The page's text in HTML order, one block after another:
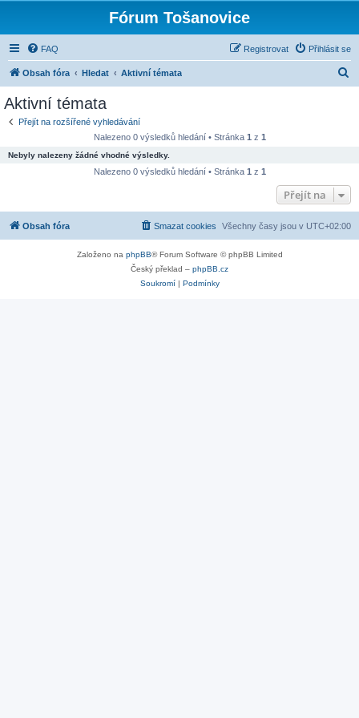
Fórum Tošanovice
FAQ Přihlásit se
Registrovat
Obsah fóra Hledat Aktivní témata
Aktivní témata
Přejít na rozšířené vyhledávání
Nalezeno 0 výsledků hledání • Stránka 1 z 1
Nebyly nalezeny žádné vhodné výsledky.
Nalezeno 0 výsledků hledání • Stránka 1 z 1
Přejít na
Obsah fóra Všechny časy jsou v UTC+02:00
Smazat cookies
Založeno na phpBB® Forum Software © phpBB Limited
Český překlad – phpBB.cz
Soukromí| Podmínky